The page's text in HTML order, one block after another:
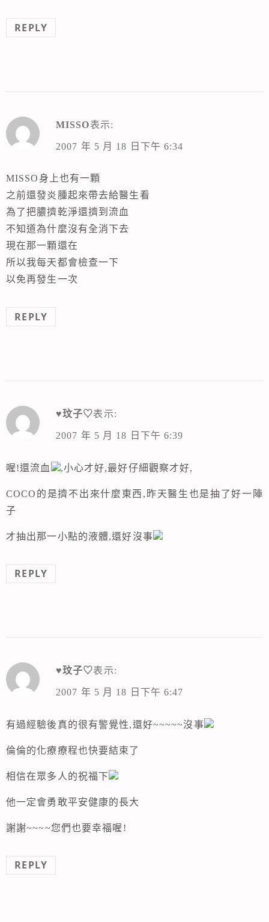
REPLY
MISSO表示:
2007 年 5 月 18 日下午 6:34
MISSO身上也有一顆
之前還發炎腫起來帶去給醫生看
為了把膿擠乾淨還擠到流血
不知道為什麼沒有全消下去
現在那一顆還在
所以我每天都會檢查一下
以免再發生一次
REPLY
♥玟子♡表示:
2007 年 5 月 18 日下午 6:39
喔!還流血 ,小心才好,最好仔細觀察才好,
COCO的是擠不出來什麼東西,昨天醫生也是抽了好一陣
子
才抽出那一小點的液體,還好沒事
REPLY
♥玟子♡表示:
2007 年 5 月 18 日下午 6:47
有過經驗後真的很有警覺性,還好~~~~~沒事
倫倫的化療療程也快要結束了
相信在眾多人的祝福下
他一定會勇敢平安健康的長大
謝謝~~~~您們也要幸福喔!
REPLY